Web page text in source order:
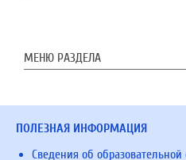
МЕНЮ РАЗДЕЛА
ПОЛЕЗНАЯ ИНФОРМАЦИЯ
Сведения об образовательной